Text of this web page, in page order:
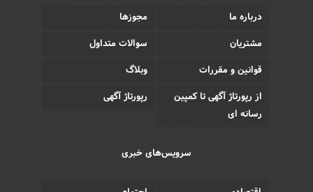
درباره ما
مجوزها
مشتریان
سوالات متداول
قوانین و مقررات
وبلاگ
از رپورتاژ آگهی تا کمپین
رسانه ای
رپورتاژ آگهی
سرویس‌های خبری